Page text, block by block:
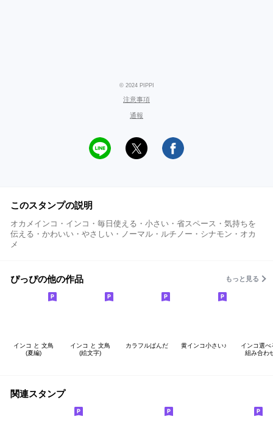
© 2024 PIPPI
注意事項
通報
このスタンプの説明
オカメインコ・インコ・毎日使える・小さい・省スペース・気持ちを
伝える・かわいい・やさしい・ノーマル・ルチノー・シナモン・オカ
メ
ぴっぴの他の作品 もっと見る
インコ と 文鳥
(夏編)
インコ と 文鳥
(絵文字)
カラフルぱんだ 黄インコ小さい♪
インコ選べ
組み合わ
関連スタンプ